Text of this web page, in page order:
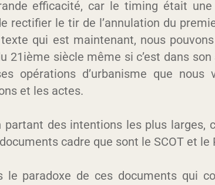
efficacité, car le timing était une
rectifier le tir de l’annulation du
qui est maintenant, nous
21ième siècle même si c’est dans
opérations d’urbanisme que nous
et les actes.
partant des intentions les plus larges,
cadre que sont le SCOT et le
le paradoxe de ces documents qui